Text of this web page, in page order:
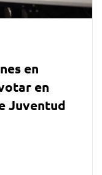
en
en
Juventud